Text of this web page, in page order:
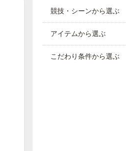
競技・シーンから選ぶ
アイテムから選ぶ
こだわり条件から選ぶ